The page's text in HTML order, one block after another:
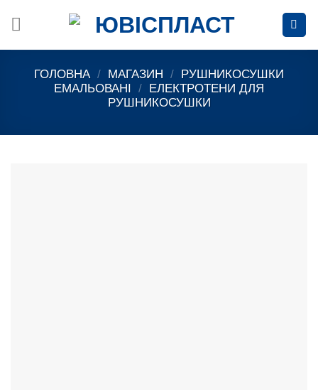
ГОЛОВНА / МАГАЗИН / РУШНИКОСУШКИ
ЕМАЛЬОВАНІ / ЕЛЕКТРОТЕНИ ДЛЯ
РУШНИКОСУШКИ